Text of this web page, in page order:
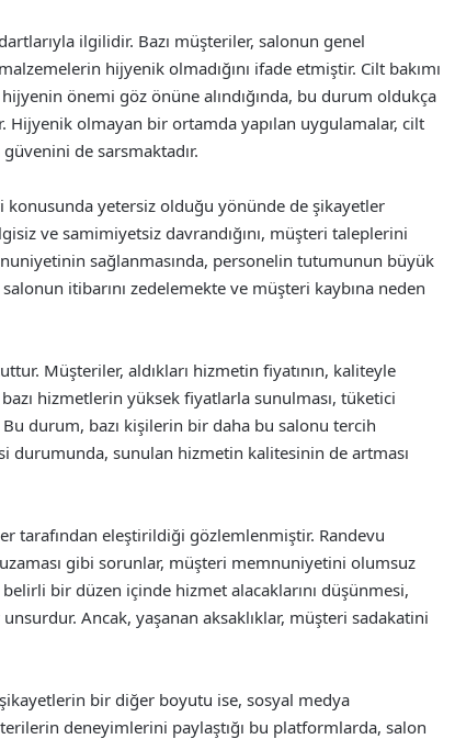
ilgilidir. Bazı müşteriler, salonun genel
hijyenik olmadığını ifade etmiştir. Cilt bakımı
önemi göz önüne alındığında, bu durum oldukça
Hijyenik olmayan bir ortamda yapılan uygulamalar, cilt
de sarsmaktadır.
yetersiz olduğu yönünde de şikayetler
ve samimiyetsiz davrandığını, müşteri taleplerini
sağlanmasında, personelin tutumunun büyük
itibarını zedelemekte ve müşteri kaybına neden
Müşteriler, aldıkları hizmetin fiyatının, kaliteyle
hizmetlerin yüksek fiyatlarla sunulması, tüketici
durum, bazı kişilerin bir daha bu salonu tercih
durumunda, sunulan hizmetin kalitesinin de artması
tarafından eleştirildiği gözlemlenmiştir. Randevu
gibi sorunlar, müşteri memnuniyetini olumsuz
bir düzen içinde hizmet alacaklarını düşünmesi,
Ancak, yaşanan aksaklıklar, müşteri sadakatini
bir diğer boyutu ise, sosyal medya
deneyimlerini paylaştığı bu platformlarda, salon